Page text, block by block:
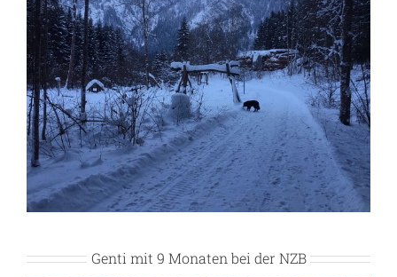
Genti mit 9 Monaten bei der NZB